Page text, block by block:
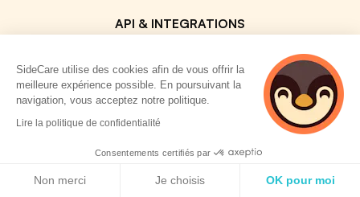
API & INTEGRATIONS
Les SIRH / Systèmes de paie connectés
A PROPOS
Se connecter
Centre d'aide
SideCare utilise des cookies afin de vous offrir la
meilleure expérience possible. En poursuivant la
navigation, vous acceptez notre politique.
Lire la politique de confidentialité
Consentements certifiés par
Non merci Je choisis OK pour moi
2 personnes
consultent
actuellement cette